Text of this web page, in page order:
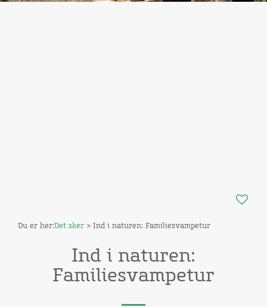
Du er her:Det sker > Ind i naturen: Familiesvampetur
Ind i naturen:
Familiesvampetur